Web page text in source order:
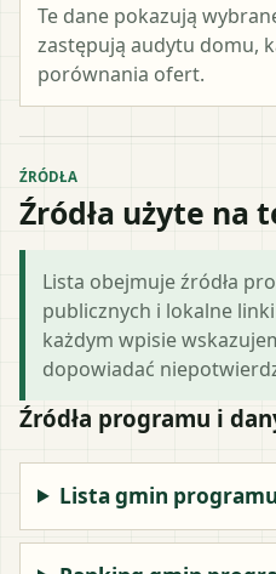
Te dane pokazują
zastępują audytu domu,
porównania ofert.
ŹRÓDŁA
Źródła użyte na
Lista obejmuje źródła
publicznych i lokalne
każdym wpisie
dopowiadać
Źródła programu i
Lista gmin